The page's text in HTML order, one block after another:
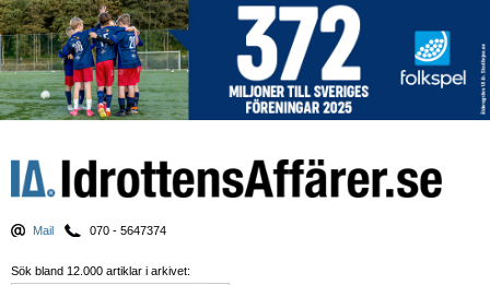
Mail 070 - 5647374
Sök bland 12.000 artiklar i arkivet: